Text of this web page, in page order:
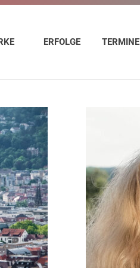
ERFOLGE TERMINE